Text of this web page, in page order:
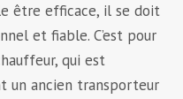
être efficace, il se doit
et fiable. C’est pour
qui est
un ancien transporteur